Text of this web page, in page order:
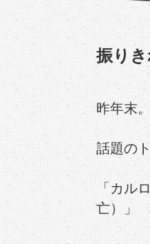
振り
昨年末
話題の
「カル
亡）」